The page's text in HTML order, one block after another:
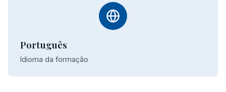
Português
Idioma da formação